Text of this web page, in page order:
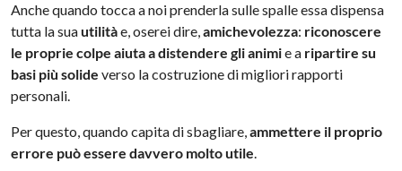
Anche quando tocca a noi prenderla sulle spalle essa dispensa
tutta la suautilitàe, oserei dire,amichevolezza: riconoscere
le proprie colpe aiuta a distendere gli animie a ripartire su
basi più solide verso la costruzione di migliori rapporti
personali.
Per questo, quando capita di sbagliare,ammettere il proprio
errore può essere davvero molto utile.